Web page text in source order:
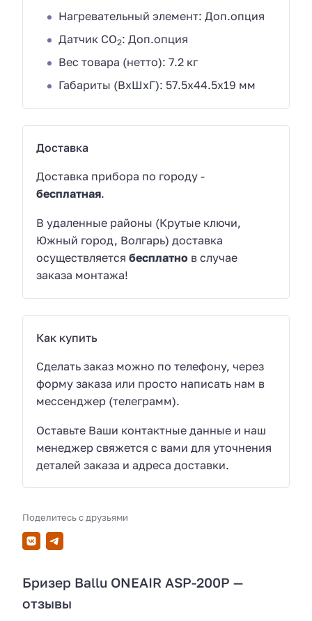
Нагревательный элемент: Доп.опция
Датчик CO2: Доп.опция
Вес товара (нетто): 7.2 кг
Габариты (ВхШхГ): 57.5х44.5х19 мм
Доставка
Доставка прибора по городу -
бесплатная.
В удаленные районы (Крутые ключи,
Южный город, Волгарь) доставка
осуществляетсябесплатно в случае
заказа монтажа!
Как купить
Сделать заказ можно по телефону, через
форму заказа или просто написать нам в
мессенджер (телеграмм).
Оставьте Ваши контактные данные и наш
менеджер свяжется с вами для уточнения
деталей заказа и адреса доставки.
Поделитесь с друзьями
Бризер Ballu ONEAIR ASP-200P —
отзывы